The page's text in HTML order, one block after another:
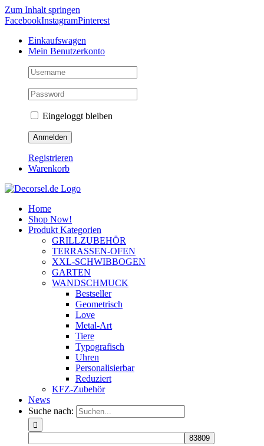
Zum Inhalt springen
FacebookInstagramPinterest
Einkaufswagen
Mein Benutzerkonto
Eingeloggt bleiben
Registrieren
Warenkorb
Home
Shop Now!
Produkt Kategorien
GRILLZUBEHÖR
TERRASSEN-OFEN
XXL-SCHWIBBOGEN
GARTEN
WANDSCHMUCK
Bestseller
Geometrisch
Love
Metal-Art
Tiere
Typografisch
Uhren
Personalisierbar
Reduziert
KFZ-Zubehör
News
Suche nach: